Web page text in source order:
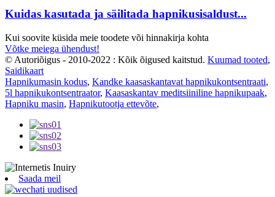
Kuidas kasutada ja säilitada hapnikusisaldust...
Kui soovite küsida meie toodete või hinnakirja kohta
Võtke meiega ühendust!
© Autoriõigus - 2010-2022 : Kõik õigused kaitstud. Kuumad tooted,
Saidikaart
Hapnikumasin kodus, Kandke kaasaskantavat hapnikukontsentraati,
5l hapnikukontsentraator, Kaasaskantav meditsiiniline hapnikupaak,
Hapniku masin, Hapnikutootja ettevõte,
Saada meil